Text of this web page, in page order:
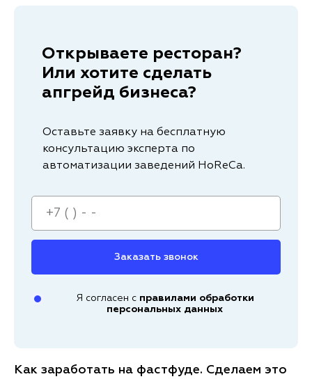
Открываете ресторан?
Или хотите сделать
апгрейд бизнеса?
Оставьте заявку на бесплатную
консультацию эксперта по
автоматизации заведений HoReCa.
Заказать звонок
Я согласен с правилами обработки
персональных данных
Как заработать на фастфуде. Сделаем это